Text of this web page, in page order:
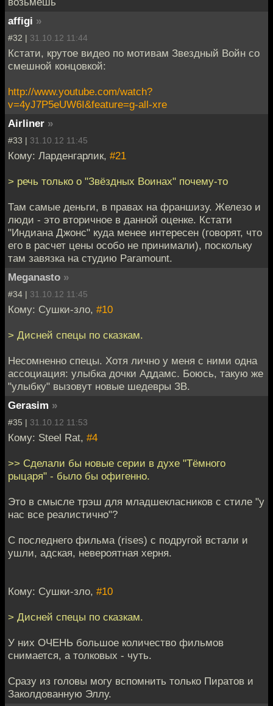
affigi »
#32 | 31.10.12 11:44
Кстати, крутое видео по мотивам Звездный Войн со
смешной концовкой:
http://www.youtube.com/watch?
v=4yJ7P5eUW6I&feature=g-all-xre
Airliner »
#33 | 31.10.12 11:45
Кому: Ларденгарлик, #21
> речь только о "Звёздных Воинах" почему-то
Там самые деньги, в правах на франшизу. Железо и
люди - это вторичное в данной оценке. Кстати
"Индиана Джонс" куда менее интересен (говорят, что
его в расчет цены особо не принимали), поскольку
там завязка на студию Paramount.
Meganasto »
#34 | 31.10.12 11:45
Кому: Сушки-зло, #10
> Дисней спецы по сказкам.
Несомненно спецы. Хотя лично у меня с ними одна
ассоциация: улыбка дочки Аддамс. Боюсь, такую же
"улыбку" вызовут новые шедевры ЗВ.
Gerasim »
#35 | 31.10.12 11:53
Кому: Steel Rat, #4
>> Сделали бы новые серии в духе "Тёмного
рыцаря" - было бы офигенно.
Это в смысле трэш для младшекласников с стиле "у
нас все реалистично"?
С последнего фильма (rises) с подругой встали и
ушли, адская, невероятная херня.
Кому: Сушки-зло, #10
> Дисней спецы по сказкам.
У них ОЧЕНЬ большое количество фильмов
снимается, а толковых - чуть.
Сразу из головы могу вспомнить только Пиратов и
Заколдованную Эллу.